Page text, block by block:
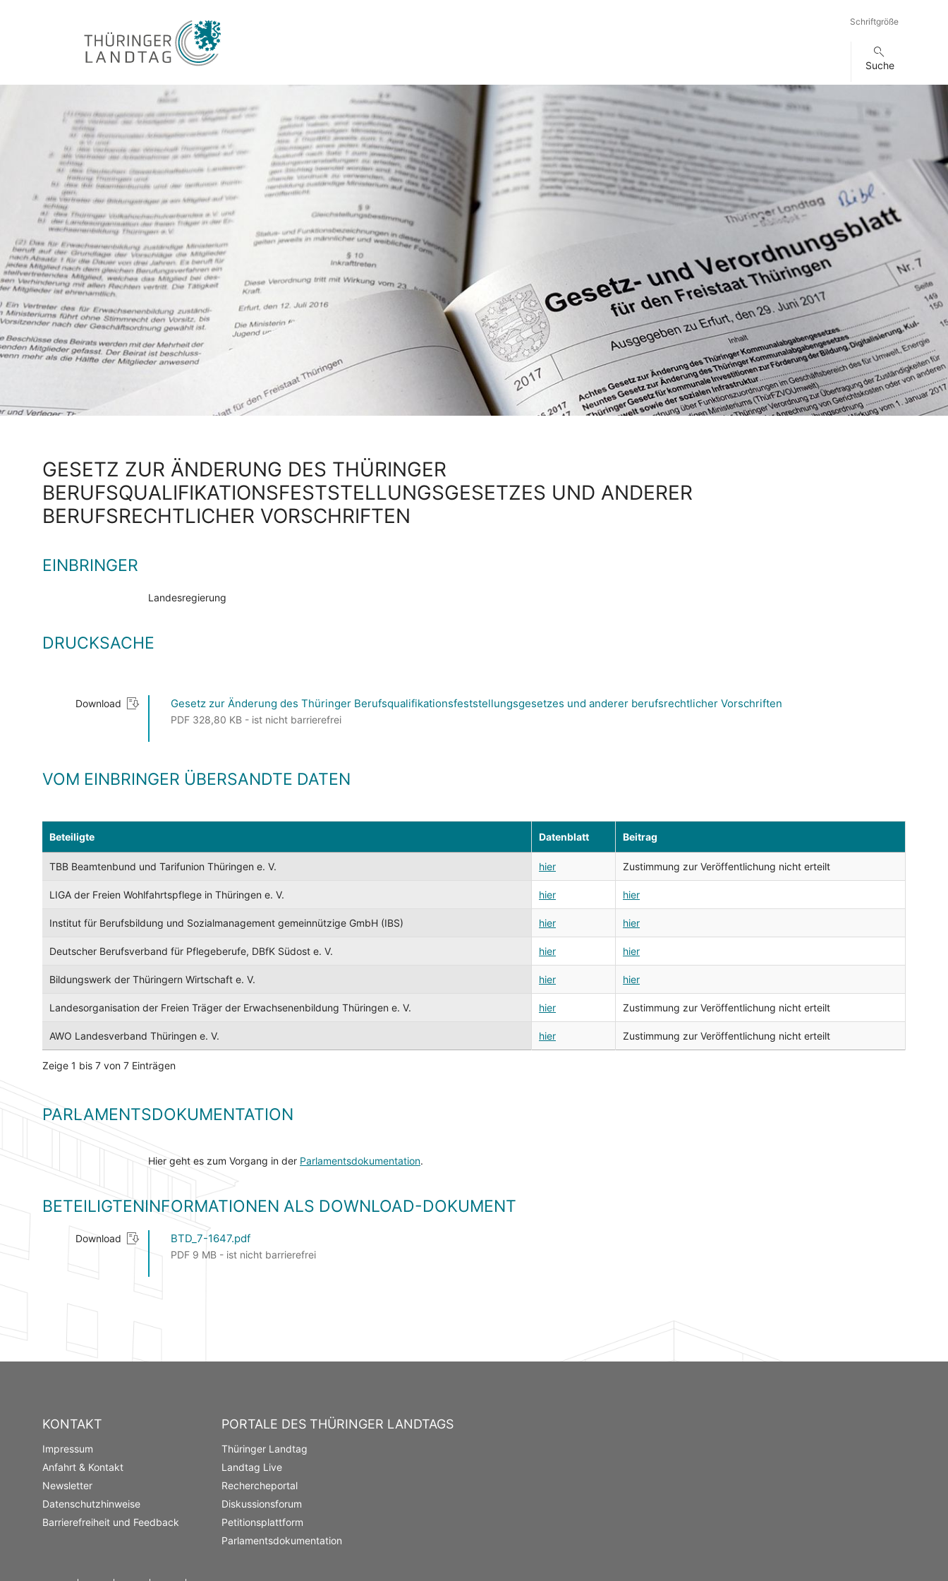
Schriftgröße
Suche
GESETZ ZUR ÄNDERUNG DES THÜRINGER
BERUFSQUALIFIKATIONSFESTSTELLUNGSGESETZES UND ANDERER
BERUFSRECHTLICHER VORSCHRIFTEN
EINBRINGER
Landesregierung
DRUCKSACHE
Download Gesetz zur Änderung des Thüringer Berufsqualifikationsfeststellungsgesetzes und anderer berufsrechtlicher Vorschriften
PDF 328,80 KB - ist nicht barrierefrei
VOM EINBRINGER ÜBERSANDTE DATEN
Beteiligte Datenblatt Beitrag
TBB Beamtenbund und Tarifunion Thüringen e. V. hier Zustimmung zur Veröffentlichung nicht erteilt
LIGA der Freien Wohlfahrtspflege in Thüringen e. V. hier hier
Institut für Berufsbildung und Sozialmanagement gemeinnützige GmbH (IBS) hier hier
Deutscher Berufsverband für Pflegeberufe, DBfK Südost e. V. hier hier
Bildungswerk der Thüringern Wirtschaft e. V. hier hier
Landesorganisation der Freien Träger der Erwachsenenbildung Thüringen e. V. hier Zustimmung zur Veröffentlichung nicht erteilt
AWO Landesverband Thüringen e. V. hier Zustimmung zur Veröffentlichung nicht erteilt
Zeige 1 bis 7 von 7 Einträgen
PARLAMENTSDOKUMENTATION
Hier geht es zum Vorgang in der Parlamentsdokumentation.
BETEILIGTENINFORMATIONEN ALS DOWNLOAD-DOKUMENT
Download BTD_7-1647.pdf
PDF 9 MB - ist nicht barrierefrei
KONTAKT
Impressum
Anfahrt & Kontakt
Newsletter
Datenschutzhinweise
Barrierefreiheit und Feedback
PORTALE DES THÜRINGER LANDTAGS
Thüringer Landtag
Landtag Live
Rechercheportal
Diskussionsforum
Petitionsplattform
Parlamentsdokumentation